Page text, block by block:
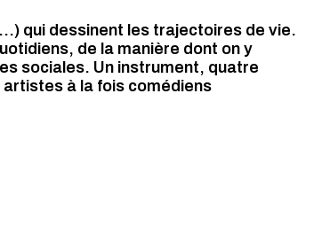
qui dessinent les trajectoires de vie.
de la manière dont on y
sociales. Un instrument, quatre
à la fois comédiens